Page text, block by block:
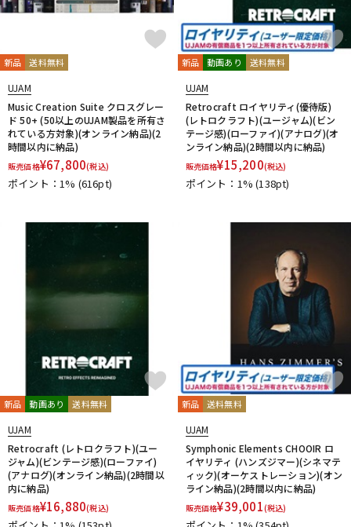
その他楽器
アンプ エフェクター
DJ機器 DTM
楽器アクセサリ
中古 ヴィンテージ
新品 送料無料
UJAM
Music Creation Suite クロスグレー
ド 50+ (50以上のUJAM製品を所有さ
れている方対象)(オンライン納品)(2
時間以内に納品)
販売価格¥67,800(税込)
ポイント：1% (616pt)
新品 動画あり 送料無料
UJAM
Retrocraft ロイヤリティ(優待版)
(レトロクラフト)(ユージャム)(ビン
テージ感)(ローファイ)(アナログ)(オ
ンライン納品)(2時間以内に納品)
販売価格¥15,200(税込)
ポイント：1%(138pt)
新品 動画あり 送料無料
UJAM
Retrocraft (レトロクラフト)(ユー
ジャム)(ビンテージ感)(ローファイ)
(アナログ)(オンライン納品)(2時間以
内に納品)
販売価格¥16,880(税込)
新品 送料無料
UJAM
Symphonic Elements CHOOIR ロ
イヤリティ (ハンズジマー)(シネマテ
ィック)(オーケストレーション)(オン
ライン納品)(2時間以内に納品)
販売価格¥39,001(税込)